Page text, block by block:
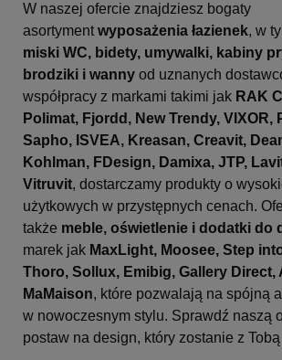
W naszej ofercie znajdziesz bogaty
asortyment wyposażenia łazienek, w
miski WC, bidety, umywalki, kabiny
brodziki i wanny od uznanych
współpracy z markami takimi jak RAK
Polimat, Fjordd, New Trendy, VIXOR,
Sapho, ISVEA, Kreasan, Creavit,
Kohlman, FDesign, Damixa, JTP,
Vitruvit, dostarczamy produkty o
użytkowych w przystępnych cenach.
także meble, oświetlenie i dodatki do
marek jak MaxLight, Moosee, Step
Thoro, Sollux, Emibig, Gallery Direct,
MaMaison, które pozwalają na spójną
w nowoczesnym stylu. Sprawdź naszą
postaw na design, który zostanie z Tobą